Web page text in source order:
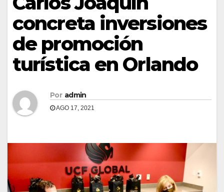
concreta inversiones
de promoción
turística en Orlando
Por admin
AGO 17, 2021